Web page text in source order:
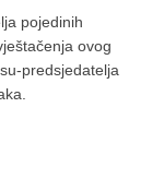
pojedinih
ovog
predsjedatelja